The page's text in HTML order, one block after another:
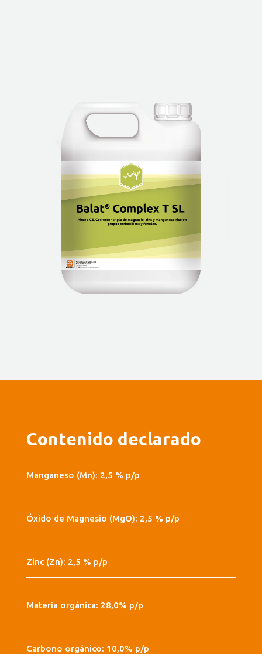
Contenido declarado
Manganeso (Mn): 2,5 % p/p
Óxido de Magnesio (MgO): 2,5 % p/p
Zinc (Zn): 2,5 % p/p
Materia orgánica: 28,0% p/p
Carbono orgánico: 10,0% p/p